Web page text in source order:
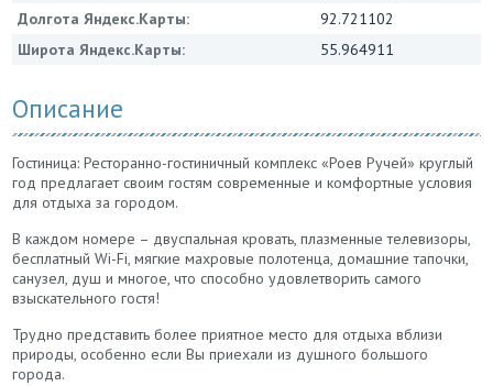
Долгота Яндекс.Карты:
92.721102
Широта Яндекс.Карты:
55.964911
Описание
Гостиница: Ресторанно-гостиничный комплекс «Роев Ручей» круглый
год предлагает своим гостям современные и комфортные условия
для отдыха за городом.
В каждом номере – двуспальная кровать, плазменные телевизоры,
бесплатный Wi-Fi, мягкие махровые полотенца, домашние тапочки,
санузел, душ и многое, что способно удовлетворить самого
взыскательного гостя!
Трудно представить более приятное место для отдыха вблизи
природы, особенно если Вы приехали из душного большого
города.